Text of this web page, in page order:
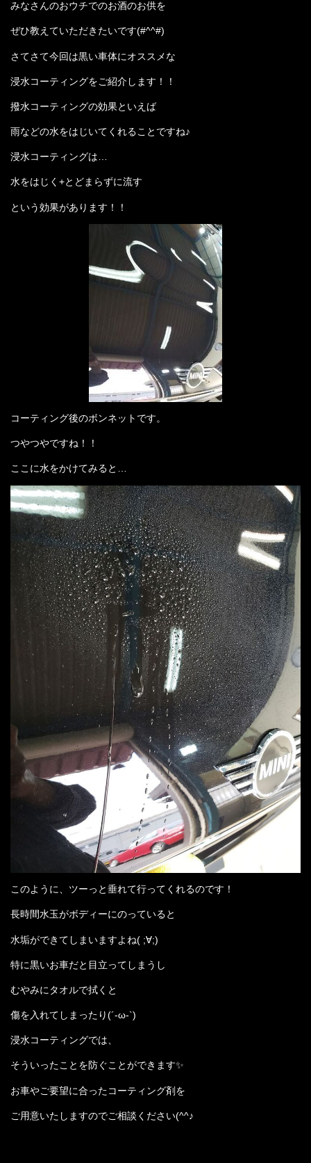
みなさんのおウチでのお酒のお供を
ぜひ教えていただきたいです(#^^#)
さてさて今回は黒い車体にオススメな
浸水コーティングをご紹介します！！
撥水コーティングの効果といえば
雨などの水をはじいてくれることですね♪
浸水コーティングは…
水をはじく+とどまらずに流す
という効果があります！！
コーティング後のボンネットです。
つやつやですね！！
ここに水をかけてみると…
このように、ツーっと垂れて行ってくれるのです！
長時間水玉がボディーにのっていると
水垢ができてしまいますよね( ;∀;)
特に黒いお車だと目立ってしまうし
むやみにタオルで拭くと
傷を入れてしまったり(´-ω-`)
浸水コーティングでは、
そういったことを防ぐことができます✨
お車やご要望に合ったコーティング剤を
ご用意いたしますのでご相談ください(^^♪